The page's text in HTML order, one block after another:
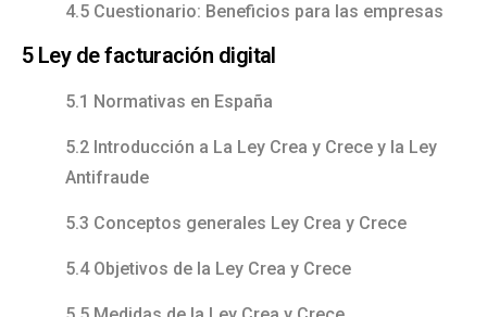
4.5 Cuestionario: Beneficios para las empresas
5 Ley de facturación digital
5.1 Normativas en España
5.2 Introducción a La Ley Crea y Crece y la Ley
Antifraude
5.3 Conceptos generales Ley Crea y Crece
5.4 Objetivos de la Ley Crea y Crece